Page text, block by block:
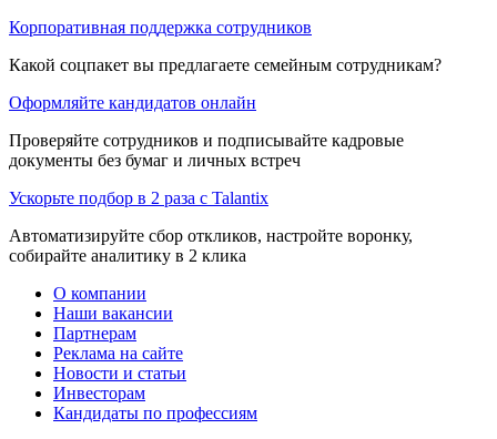
Корпоративная поддержка сотрудников
Какой соцпакет вы предлагаете семейным сотрудникам?
Оформляйте кандидатов онлайн
Проверяйте сотрудников и подписывайте кадровые
документы без бумаг и личных встреч
Ускорьте подбор в 2 раза с Talantix
Автоматизируйте сбор откликов, настройте воронку,
собирайте аналитику в 2 клика
О компании
Наши вакансии
Партнерам
Реклама на сайте
Новости и статьи
Инвесторам
Кандидаты по профессиям